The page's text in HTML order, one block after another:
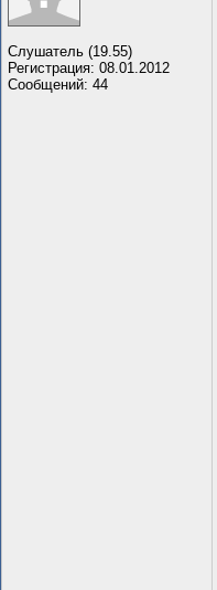
Слушатель (19.55)
Регистрация: 08.01.2012
Сообщений: 44